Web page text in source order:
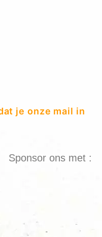
je onze mail in
Sponsor ons met :